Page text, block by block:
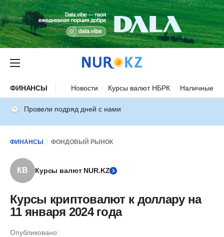
ФИНАНСЫ Новости Курсы валют НБРК Наличные
Провели подряд дней с нами
ФИНАНСЫ ФОНДОВЫЙ РЫНОК
КВ Курсы валют NUR.KZ
Курсы криптовалют к доллару на
11 января 2024 года
Опубликовано: